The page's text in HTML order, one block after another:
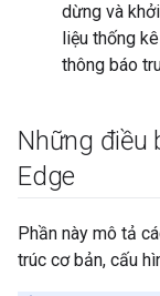
dừng và
liệu thống
thông báo
Những điều
Edge
Phần này mô tả
trúc cơ bản, cấu